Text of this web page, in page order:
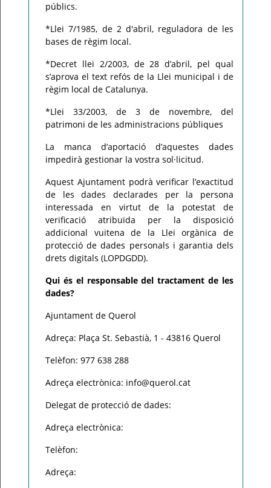
públics.
*Llei 7/1985, de 2 d'abril, reguladora de les
bases de règim local.
*Decret llei 2/2003, de 28 d’abril, pel qual
s’aprova el text refós de la Llei municipal i de
règim local de Catalunya.
*Llei 33/2003, de 3 de novembre, del
patrimoni de les administracions públiques
La manca d’aportació d’aquestes dades
impedirà gestionar la vostra sol·licitud.
Aquest Ajuntament podrà verificar l’exactitud
de les dades declarades per la persona
interessada en virtut de la potestat de
verificació atribuïda per la disposició
addicional vuitena de la Llei orgànica de
protecció de dades personals i garantia dels
drets digitals (LOPDGDD).
Qui és el responsable del tractament de les
dades?
Ajuntament de Querol
Adreça: Plaça St. Sebastià, 1 - 43816 Querol
Telèfon: 977 638 288
Adreça electrònica: info@querol.cat
Delegat de protecció de dades:
Adreça electrònica:
Telèfon:
Adreça: